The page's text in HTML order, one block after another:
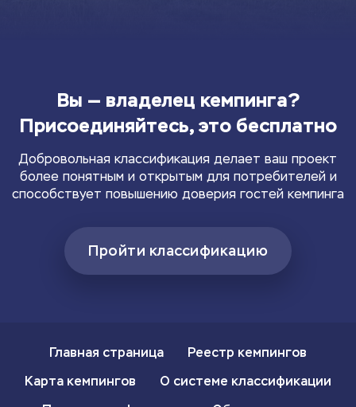
Вы — владелец кемпинга?
Присоединяйтесь, это бесплатно
Добровольная классификация делает ваш проект
более понятным и открытым для потребителей и
способствует повышению доверия гостей кемпинга
Пройти классификацию
Главная страница
Реестр кемпингов
Карта кемпингов
О системе классификации